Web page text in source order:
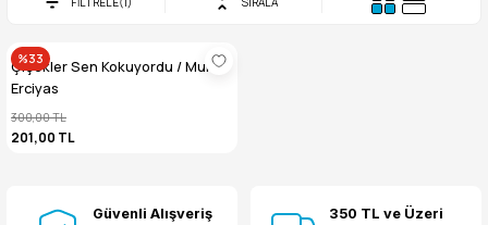
%33
Çiçekler Sen Kokuyordu / Murat
Erciyas
300,00 TL
201,00 TL
Güvenli Alışveriş
350 TL ve Üzeri